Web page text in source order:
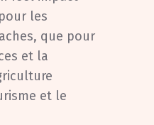
les
que pour
et la
et le